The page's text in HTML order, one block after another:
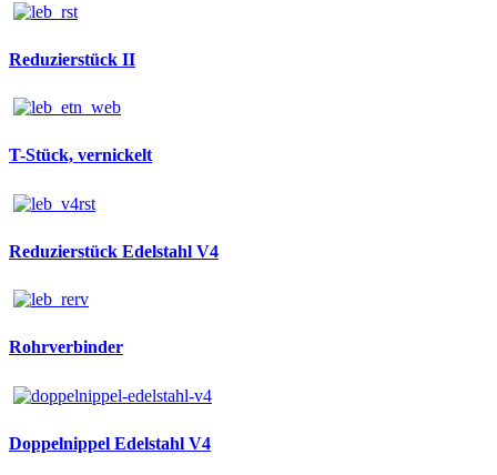
Reduzierstück II
T-Stück, vernickelt
Reduzierstück Edelstahl V4
Rohrverbinder
Doppelnippel Edelstahl V4